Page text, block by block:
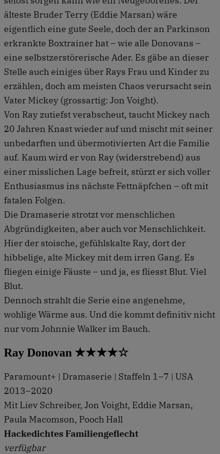
älteste Bruder Terry (Eddie Marsan) wäre
eigentlich eine gute Seele, doch der an Parkinson
erkrankte Boxtrainer hat – wie alle Donovans –
eine selbstzerstörerische Ader. Es gäbe an dieser
Stelle auch einiges über Rays Frau und Kinder zu
erzählen, doch am meisten Chaos verursacht sein
Vater Mickey (grossartig: Jon Voight).
Von Ray zutiefst verabscheut, taucht Mickey nach
20 Jahren Knast wieder auf und mischt mit seiner
unbedarften und übermotivierten Art die Familie
auf. Kaum wird er von Ray (widerstrebend) aus
einer misslichen Lage befreit, stürzt er sich voller
Enthusiasmus ins nächste Fettnäpfchen – oft mit
fatalen Folgen.
Die Dramaserie strotzt vor menschlichen
Abgründigkeiten, aber auch vor Menschlichkeit.
Hier der stoische, gefühlskalte Ray, dort der
hibbelige, alte Mickey mit dem irren Gang. Es
fliegen einige Fäuste – und ja, es fliesst Blut. Viel
Blut.
Dennoch strahlt die Serie eine angenehme,
wohlige Wärme aus. Und die kommt definitiv nicht
nur vom Johnnie Walker im Bauch.
Ray Donovan ★★★★☆
Paramount+ | Dramaserie | Staffeln 1–7 | USA
2013–2020
Mit Liev Schreiber, Jon Voight, Eddie Marsan,
Paula Macomson, Pooch Hall
Hackedichtes Familiengeflecht
verfügbar